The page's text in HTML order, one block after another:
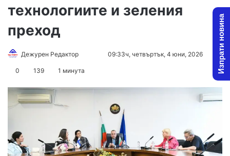
технологиите и зеления
преход
Дежурен Редактор
Send09:33ч, четвъртък, 4 юни, 2026
0 139 1 минута Изпрати новина